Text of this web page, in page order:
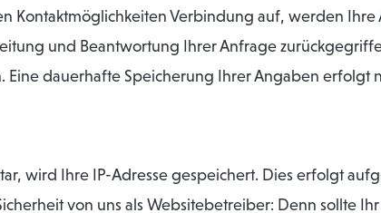
Kontaktmöglichkeiten Verbindung auf, werden Ihre
und Beantwortung Ihrer Anfrage
dauerhafte Speicherung Ihrer Angaben erfolgt
wird Ihre IP-Adresse gespeichert. Dies erfolgt
von uns als Websitebetreiber: Denn sollte